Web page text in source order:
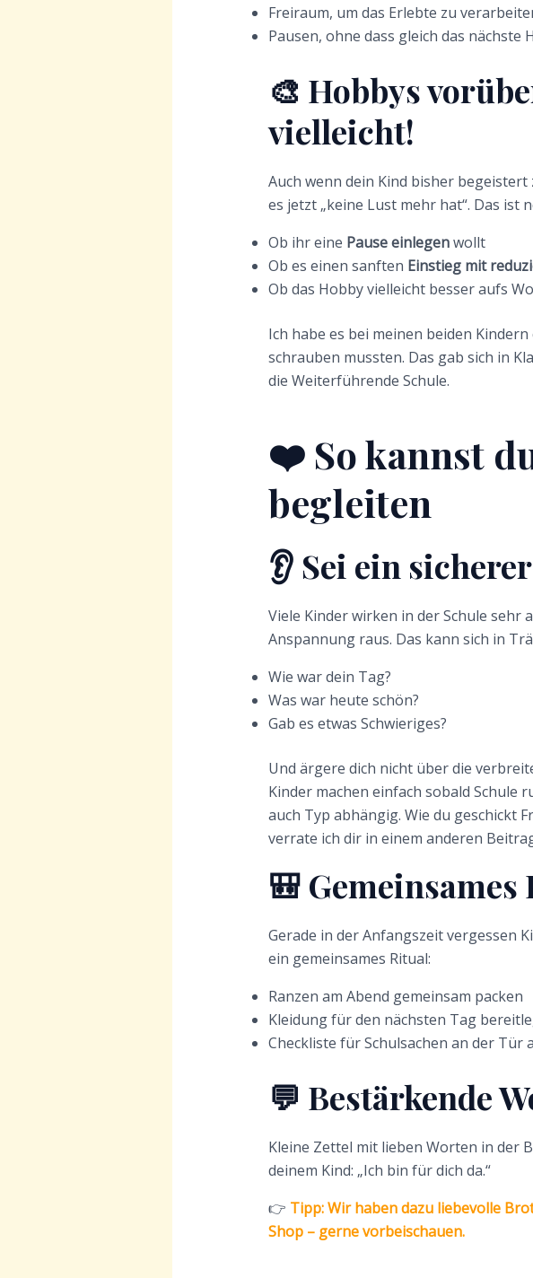
Freiraum, um das Erlebte zu
Pausen, ohne dass gleich das nächste
🎨 Hobbys
vielleicht!
Auch wenn dein Kind bisher
es jetzt „keine Lust mehr hat“. Das ist
Ob ihr eine Pause einlegenwollt
Ob es einen sanften Einstieg mit
Ob das Hobby vielleicht besser aufs
Ich habe es bei meinen beiden
schrauben mussten. Das gab sich in
die Weiterführende Schule.
❤️ So kannst
begleiten
👂 Sei ein
Viele Kinder wirken in der Schule sehr
Anspannung raus. Das kann sich in
Wie war dein Tag?
Was war heute schön?
Gab es etwas Schwieriges?
Und ärgere dich nicht über die
Kinder machen einfach sobald Schule
auch Typ abhängig. Wie du geschickt
verrate ich dir in einem anderen
🎒 Gemeinsames
Gerade in der Anfangszeit vergessen
ein gemeinsames Ritual:
Ranzen am Abend gemeinsam packen
Kleidung für den nächsten Tag
Checkliste für Schulsachen an der Tür
💬 Bestärkende
Kleine Zettel mit lieben Worten in der
deinem Kind: „Ich bin für dich da.“
👉 Tipp: Wir haben dazu liebevolle
Shop – gerne vorbeischauen.